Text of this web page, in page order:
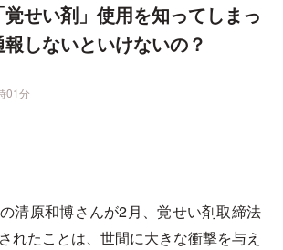
せい剤」使用を知ってしまっ
しないといけないの？
01分
清原和博さんが2月、覚せい剤取締法
れたことは、世間に大きな衝撃を与え